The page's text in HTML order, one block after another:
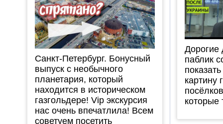
Санкт-Петербург. Бонусный
выпуск с необычного
планетария, который
находится в историческом
газгольдере! Vip экскурсия
нас очень впечатлила! Всем
советуем посетить
Дорогие
паблик
картину
которые